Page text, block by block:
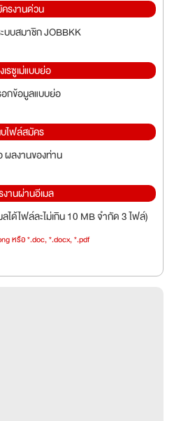
รงานด่วน
บบสมาชิก JOBBKK
เรซูเม่แบบย่อ
อกข้อมูลแบบย่อ
ไฟล์สมัคร
ผลงานของท่าน
านผ่านอีเมล
ได้ไฟล์ละไม่เกิน 10 MB จำกัด 3 ไฟล์)
หรือ *.doc, *.docx, *.pdf